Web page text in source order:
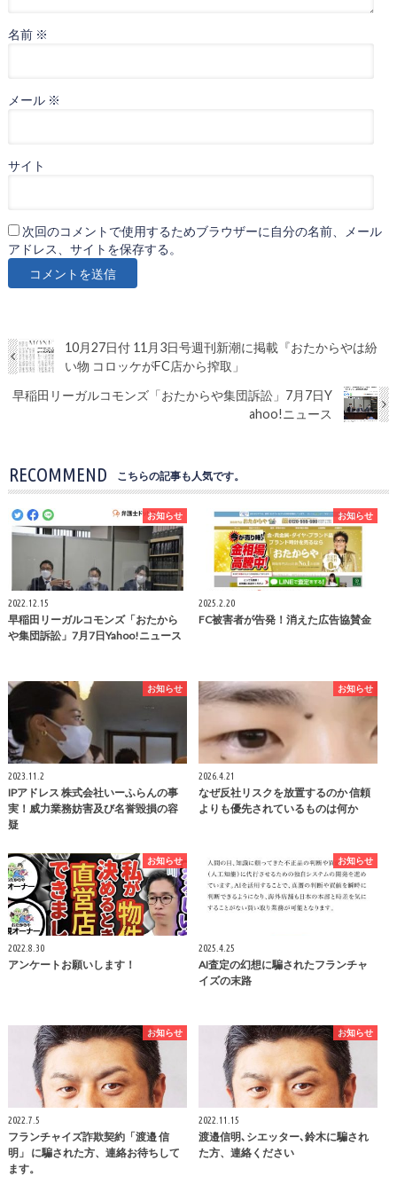
名前 ※
メール ※
サイト
次回のコメントで使用するためブラウザーに自分の名前、メール
アドレス、サイトを保存する。
10月27日付 11月3日号週刊新潮に掲載『おたからやは紛
い物 コロッケがFC店から搾取」
早稲田リーガルコモンズ「おたからや集団訴訟」7月7日Y
ahoo!ニュース
RECOMMEND こちらの記事も人気です。
お知らせ
2022.12.15
早稲田リーガルコモンズ「おたから
や集団訴訟」7月7日Yahoo!ニュース
お知らせ
2025.2.20
FC被害者が告発！消えた広告協賛金
お知らせ
2023.11.2
IPアドレス 株式会社いーふらんの事
実！威力業務妨害及び名誉毀損の容
疑
お知らせ
2026.4.21
なぜ反社リスクを放置するのか 信頼
よりも優先されているものは何か
お知らせ
2022.8.30
アンケートお願いします！
お知らせ
2025.4.25
AI査定の幻想に騙されたフランチャ
イズの末路
お知らせ
2022.7.5
フランチャイズ詐欺契約「渡邉 信
明」 に騙された方、連絡お待ちして
ます。
お知らせ
2022.11.15
渡邉信明､シエッター､鈴木に騙され
た方、連絡ください